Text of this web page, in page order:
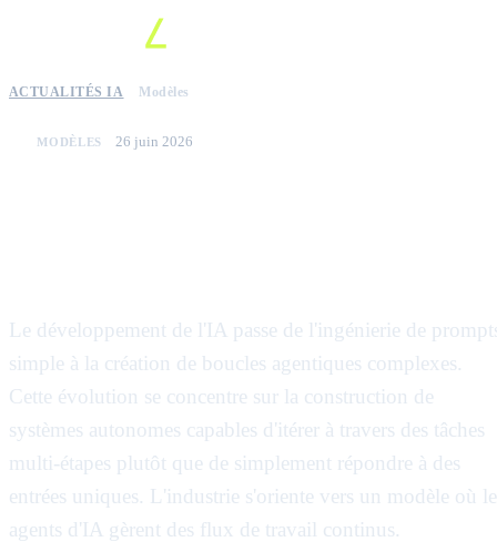
ACTUALITÉS IA Modèles
MODÈLES 26 juin 2026
Le développement de l'IA passe de l'ingénierie de
simple à la création de boucles agentiques complexes.
Cette évolution se concentre sur la construction de
systèmes autonomes capables d'itérer à travers des tâches
multi-étapes plutôt que de simplement répondre à des
entrées uniques. L'industrie s'oriente vers un modèle où
agents d'IA gèrent des flux de travail continus.